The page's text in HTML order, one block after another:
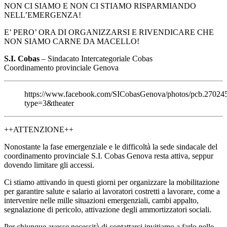
NON CI SIAMO E NON CI STIAMO RISPARMIANDO
NELL’EMERGENZA!
E’ PERO’ ORA DI ORGANIZZARSI E RIVENDICARE CHE
NON SIAMO CARNE DA MACELLO!
S.I. Cobas – Sindacato Intercategoriale Cobas
Coordinamento provinciale Genova
https://www.facebook.com/SICobasGenova/photos/
type=3&theater
++ATTENZIONE++
Nonostante la fase emergenziale e le difficoltà la sede sindacale del
coordinamento provinciale S.I. Cobas Genova resta attiva, seppur
dovendo limitare gli accessi.
Ci stiamo attivando in questi giorni per organizzare la mobilitazione
per garantire salute e salario ai lavoratori costretti a lavorare, come a
intervenire nelle mille situazioni emergenziali, cambi appalto,
segnalazione di pericolo, attivazione degli ammortizzatori sociali.